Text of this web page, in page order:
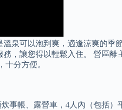
泉可以泡到爽，適逢涼爽的季
，讓您得以輕鬆入住。 營區離
分方便。
事帳、露營車，4人內（包括）